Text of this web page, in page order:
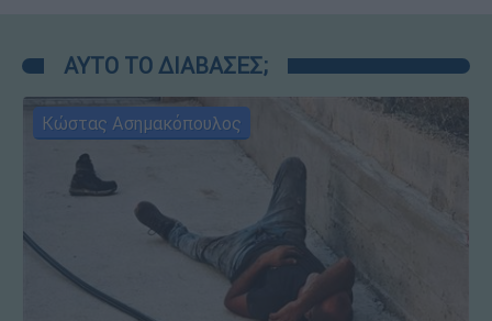
ΑΥΤΟ ΤΟ ΔΙΑΒΑΣΕΣ;
Κώστας Ασημακόπουλος